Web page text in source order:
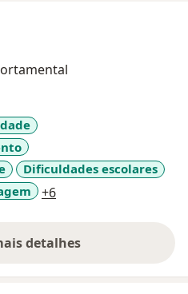
Dificuldades escolares
+6
detalhes
sobre a experiência